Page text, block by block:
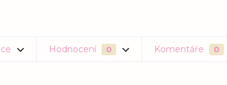
Hodnocení 0 Komentáře 0